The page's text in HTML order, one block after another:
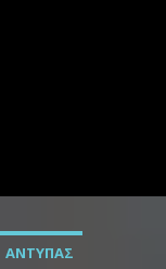
ΑΝΤΥΠΑΣ